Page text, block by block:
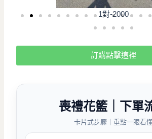
1對-2000
訂購點擊這裡
喪禮花籃｜下單
卡片式步驟｜重點一眼看